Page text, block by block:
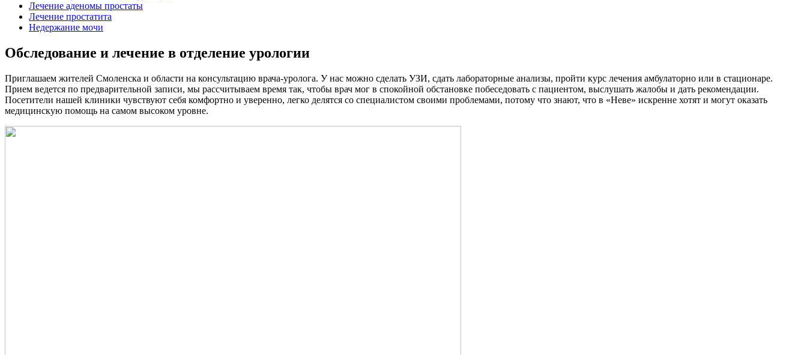
Лечение аденомы простаты
Лечение простатита
Недержание мочи
Обследование и лечение в отделение урологии
Приглашаем жителей Смоленска и области на консультацию врача-уролога. У нас можно сделать УЗИ, сдать лабораторные анализы, пройти курс лечения амбулаторно или в стационаре.
Прием ведется по предварительной записи, мы рассчитываем время так, чтобы врач мог в спокойной обстановке побеседовать с пациентом, выслушать жалобы и дать рекомендации.
Посетители нашей клиники чувствуют себя комфортно и уверенно, легко делятся со специалистом своими проблемами, потому что знают, что в «Неве» искренне хотят и могут оказать
медицинскую помощь на самом высоком уровне.